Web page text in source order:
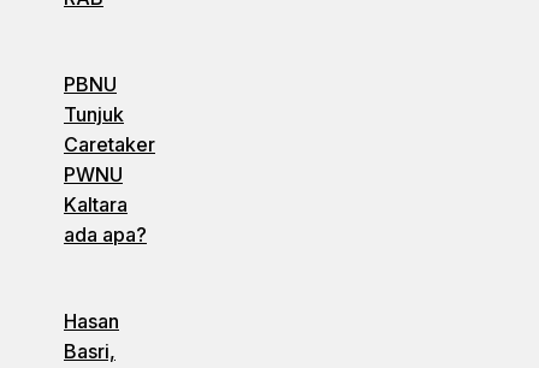
PBNU
Tunjuk
Caretaker
PWNU
Kaltara
ada apa?
Hasan
Basri,